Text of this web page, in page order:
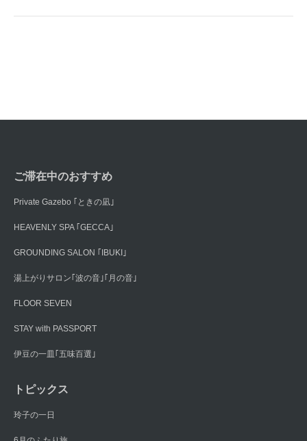
ご滞在中のおすすめ
Private Gazebo ｢ときの凪｣
HEAVENLY SPA ｢GECCA｣
GROUNDING SALON ｢IBUKI｣
湯上がりサロン｢波の音｣｢月の音｣
FLOOR SEVEN
STAY with PASSPORT
伊豆の一皿｢五味百選｣
トピックス
玲子の一日